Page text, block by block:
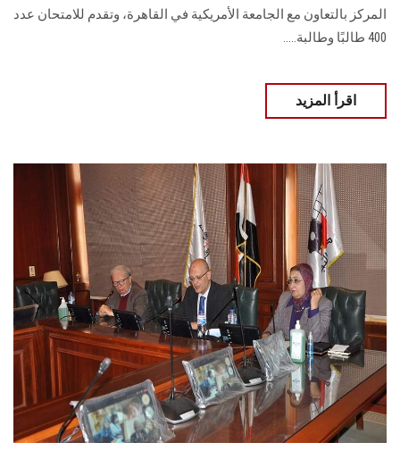
المركز بالتعاون مع الجامعة الأمريكية في القاهرة، وتقدم للامتحان عدد
400 طالبًا وطالبة.....
اقرأ المزيد